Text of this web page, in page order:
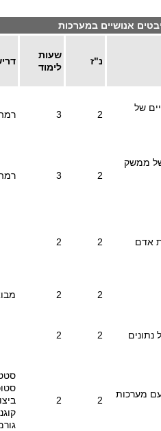
אנושיים במערכות
נ"ז
שעות
לימוד
של
2
3
ממשק
2
3
אדם
2
2
2
2
נתונים 2
2
מערכות
2
2